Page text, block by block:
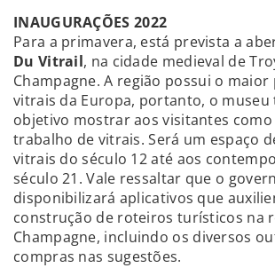
INAUGURAÇÕES 2022
Para a primavera, está prevista a
Du Vitrail, na cidade medieval de
Champagne. A região possui o
vitrais da Europa, portanto, o museu
objetivo mostrar aos visitantes como
trabalho de vitrais. Será um espaço
vitrais do século 12 até aos
século 21. Vale ressaltar que o
disponibilizará aplicativos que
construção de roteiros turísticos na
Champagne, incluindo os diversos
compras nas sugestões.